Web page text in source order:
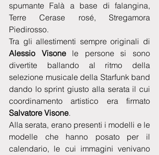
spumante Falà a base di falangina,
Terre Cerase rosé, Stregamora
Piedirosso.
Alessio Visone le persone si sono
divertite ballando al ritmo della
selezione musicale della Starfunk band
dando lo sprint giusto alla serata il cui
Salvatore Visone.
Alla serata, erano presenti i modelli e le
modelle che hanno posato per il
calendario, le cui immagini venivano